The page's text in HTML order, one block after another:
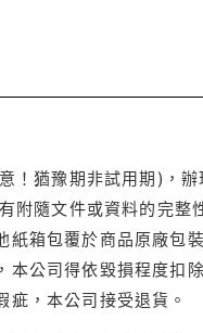
！猶豫期非試用期)，
附隨文件或資料的完整
箱包覆於商品原廠包
本公司得依毀損程度扣
，本公司接受退貨。